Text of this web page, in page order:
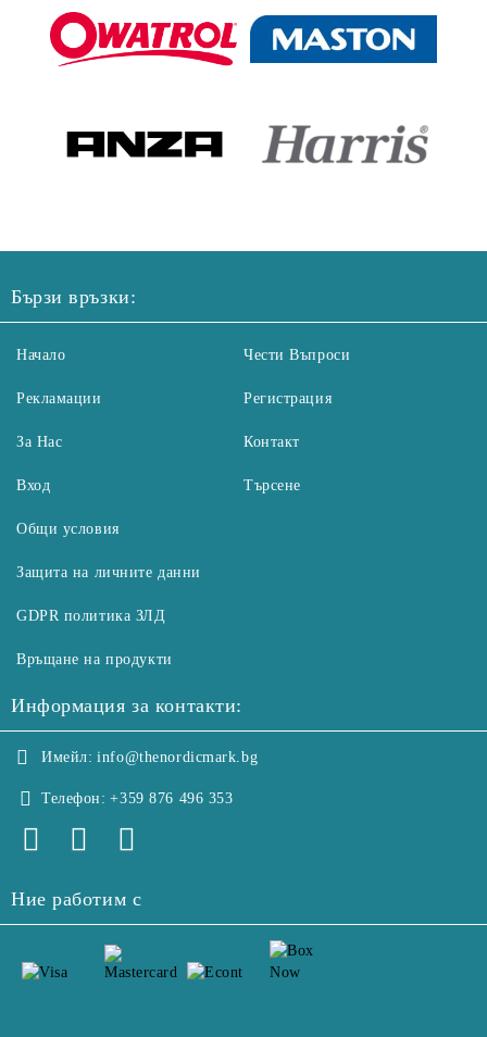
Бързи връзки:
Начало
Рекламации
За Нас
Вход
Чести Въпроси
Регистрация
Контакт
Търсене
Общи условия
Защита на личните данни
GDPR политика ЗЛД
Връщане на продукти
Информация за контакти:
Имейл: info@thenordicmark.bg
Телефон: +359 876 496 353
Ние работим с